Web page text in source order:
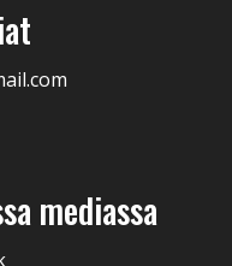
mediassa